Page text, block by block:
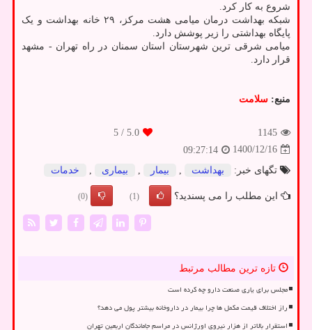
شروع به کار کرد.
شبکه بهداشت درمان میامی هشت مرکز، ۲۹ خانه بهداشت و یک
پایگاه بهداشتی را زیر پوشش دارد.
میامی شرقی ترین شهرستان استان سمنان در راه تهران - مشهد
قرار دارد.
منبع: سلامت
1145
5.0
/ 5
1400/12/16
09:27:14
تگهای خبر:
بهداشت , بیمار , بیماری , خدمات
این مطلب را می پسندید؟ (1)
(0)
تازه ترین مطالب مرتبط
مجلس برای یاری صنعت دارو چه کرده است
راز اختلاف قیمت مکمل ها چرا بیمار در داروخانه بیشتر پول می دهد؟
استقرار بالاتر از هزار نیروی اورژانس در مراسم جاماندگان اربعین تهران